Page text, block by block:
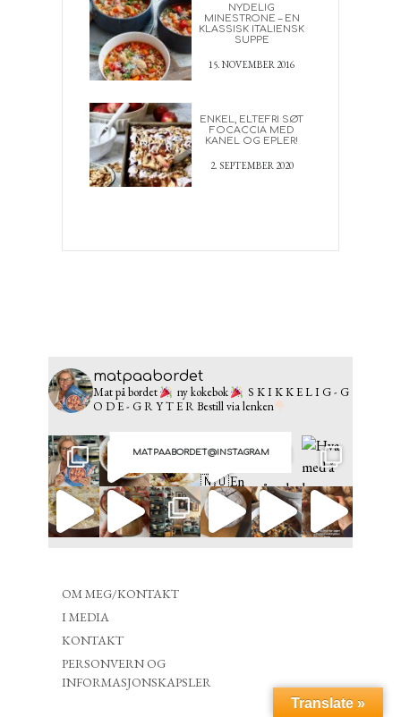
NYDELIG
MINESTRONE – EN
KLASSISK ITALIENSK
SUPPE
15. NOVEMBER 2016
ENKEL, ELTEFRI SØT
FOCACCIA MED
KANEL OG EPLER!
2. SEPTEMBER 2020
MATPAABORDET@INSTAGRAM
matpaabordet
Mat på bordet ny kokebok
S K I K K E L I G - G
O D E - G R Y T E RBestill via lenken
OM MEG/KONTAKT
I MEDIA
KONTAKT
PERSONVERN OG
INFORMASJONSKAPSLER
Translate »